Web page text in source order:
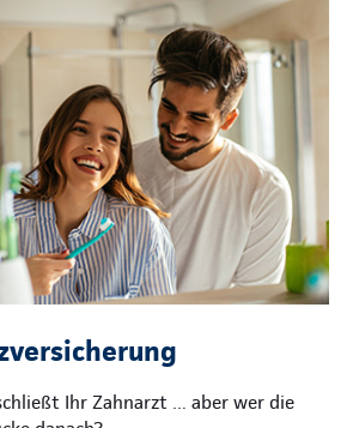
Ihr Zahnarzt … aber wer die